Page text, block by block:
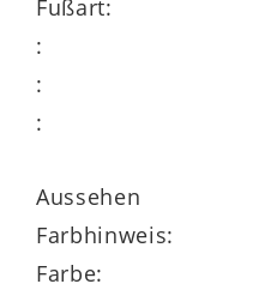
Die Relaxlänge des
verarbeiteten
cm.
Fußart:
:
:
:
Aussehen
Farbhinweis:
Farbe: